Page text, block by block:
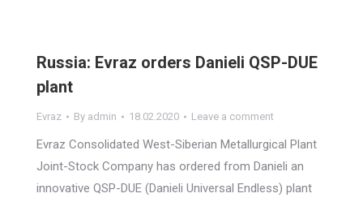
Russia: Evraz orders Danieli QSP-DUE
plant
Evraz By admin 18.02.2020 Leave a comment
Evraz Consolidated West-Siberian Metallurgical Plant
Joint-Stock Company has ordered from Danieli an
innovative QSP-DUE (Danieli Universal Endless) plant